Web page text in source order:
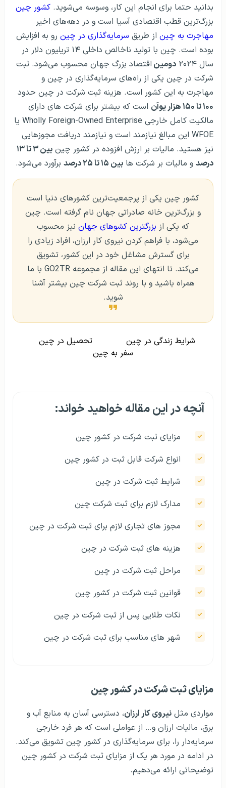
بدانید حتما برای انجام این کار، وسوسه می‌شوید. کشور چین
بزرگ‌ترین قطب اقتصادی آسیا است و در دهه‌های اخیر
مهاجرت به چین از طریق سرمایه‌گذاری در چین رو به افزایش
بوده است. چین با تولید ناخالص داخلی ۱۴ تریلیون دلار در
سال ۲۰۲۴
دومین اقتصاد بزرگ جهان محسوب می‌شود. ثبت
شرکت در چین یکی از راه‌های سرمایه‌گذاری در چین و
مهاجرت به این کشور است. هزینه ثبت شرکت در چین حدود
۱۰۰ تا ۱۵۰ هزار یوآن
است که بیشتر برای شرکت های دارای
مالکیت کامل خارجی Wholly Foreign-Owned Enterprise یا
WFOE این مبالغ نیازمند است و نیازمند دریافت مجوزهایی
نیز هستید. مالیات بر ارزش افزوده در کشور چین
بین ۳ تا ۱۳
درصد و مالیات بر شرکت ها بین ۱۵ تا ۲۵ درصد برآورد می‌شود.
کشور چین یکی از پرجمعیت‌ترین کشور‌های دنیا است
و بزرگ‌ترین خانه صادراتی جهان نام گرفته است. چین
که یکی از بزرگترین کشوهای جهان نیز محسوب
می‌شود، با فراهم کردن نیروی کار ارزان، افراد زیادی را
برای گسترش مشاغل خود در این کشور، تشویق
می‌کند. تا انتهای این مقاله از مجموعه GO2TR با ما
همراه باشید و با روند ثبت شرکت چین بیشتر آشنا
شوید.
شرایط زندگی در چین
تحصیل در چین
سفر به چین
آنچه در این مقاله خواهید خواند:
مزایای ثبت شرکت در کشور چین
انواع شرکت قابل ثبت در کشور چین
شرایط ثبت شرکت در چین
مدارک لازم برای ثبت شرکت چین
مجوز های تجاری لازم برای ثبت شرکت در چین
هزینه‌ های ثبت شرکت در چین
مراحل ثبت شرکت در چین
قوانین ثبت شرکت در کشور چین
نکات طلایی پس از ثبت شرکت در چین
شهر های مناسب برای ثبت شرکت در چین
مزایای ثبت شرکت در کشور چین
مواردی مثل نیروی کار ارزان، دسترسی آسان به منابع آب و
برق، مالیات ارزان و… از عواملی است که هر فرد خارجی
سرمایه‌دار را، برای سرمایه‌گذاری در کشور چین تشویق می‌کند.
در ادامه در مورد هر یک از مزایای ثبت شرکت در کشور چین
توضیحاتی ارائه می‌دهیم.